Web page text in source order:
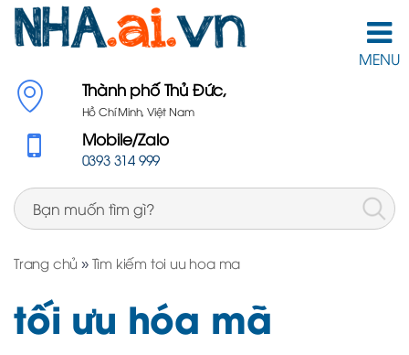
MENU
Thành phố Thủ Đức,
Hồ Chí Minh, Việt Nam
Mobile/Zalo
0393 314 999
Trang chủ » Tìm kiếm toi uu hoa ma
tối ưu hóa mã